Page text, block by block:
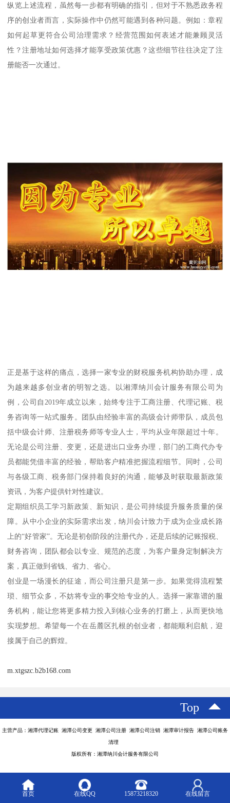
纵览上述流程，虽然每一步都有明确的指引，但对于不熟悉政务程
序的创业者而言，实际操作中仍然可能遇到各种问题。例如：章程
如何起草更符合公司治理需求？经营范围如何表述才能兼顾灵活
性？注册地址如何选择才能享受政策优惠？这些细节往往决定了注
册能否一次通过。
正是基于这样的痛点，选择一家专业的财税服务机构协助办理，成
为越来越多创业者的明智之选。以湘潭纳川会计服务有限公司为
例，公司自2019年成立以来，始终专注于工商注册、代理记账、税
务咨询等一站式服务。团队由经验丰富的高级会计师带队，成员包
括中级会计师、注册税务师等专业人士，平均从业年限超过十年。
无论是公司注册、变更，还是进出口业务办理，部门的工商代办专
员都能凭借丰富的经验，帮助客户精准把握流程细节。同时，公司
与各级工商、税务部门保持着良好的沟通，能够及时获取最新政策
资讯，为客户提供针对性建议。
定期组织员工学习新政策、新知识，是公司持续提升服务质量的保
障。从中小企业的实际需求出发，纳川会计致力于成为企业成长路
上的“好管家”。无论是初创阶段的注册代办，还是后续的记账报税、
财务咨询，团队都会以专业、规范的态度，为客户量身定制解决方
案，真正做到省钱、省力、省心。
创业是一场漫长的征途，而公司注册只是第一步。如果觉得流程繁
琐、细节众多，不妨将专业的事交给专业的人。选择一家靠谱的服
务机构，能让您将更多精力投入到核心业务的打磨上，从而更快地
实现梦想。希望每一个在岳麓区扎根的创业者，都能顺利启航，迎
接属于自己的辉煌。
m.xtgszc.b2b168.com
Top
主营产品：湘潭代理记账 湘潭公司变更 湘潭公司注册 湘潭公司注销 湘潭审计报告 湘潭公司账务
清理
版权所有：湘潭纳川会计服务有限公司
首页 在线QQ 15873218320 在线留言